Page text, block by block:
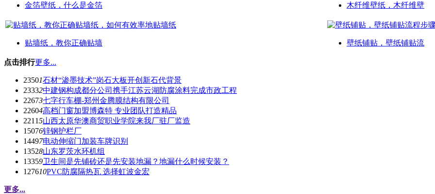
金箔壁纸，什么是金箔 木纤维壁纸，木纤维壁
贴墙纸，教你正确贴墙 壁纸铺贴，壁纸铺贴流
点击排行更多...
23501石材“渗墨技术”岗石大板开创新石代背景
23332中建钢构成都分公司携手江苏云湖防腐涂料完成市政工程
22673七字行车棚-郑州金腾膜结构有限公司
22604高档门窗加盟博森特 专业团队打造精品
22115山西太原华澳商贸职业学院来我厂驻厂监造
15076锌钢护栏厂
14497电动伸缩门加装车牌识别
13528山东罗茨水环机组
13359卫生间是先铺砖还是先安装地漏？地漏什么时候安装？
127610PVC防腐隔热瓦 选择虹波金宏
更多...